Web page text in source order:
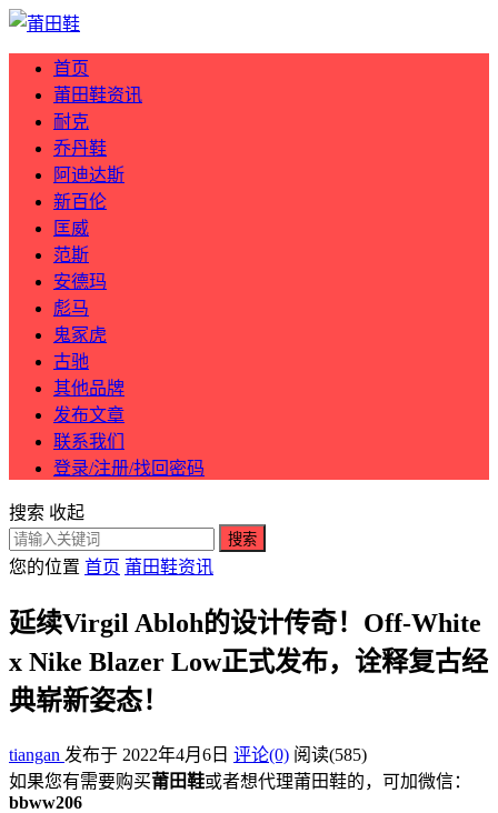
首页
莆田鞋资讯
耐克
乔丹鞋
阿迪达斯
新百伦
匡威
范斯
安德玛
彪马
鬼冢虎
古驰
其他品牌
发布文章
联系我们
登录/注册/找回密码
搜索 收起
搜索
您的位置 首页 莆田鞋资讯
延续Virgil Abloh的设计传奇！Off-White
x Nike Blazer Low正式发布，诠释复古经
典崭新姿态！
tiangan 发布于 2022年4月6日 评论(0) 阅读(585)
如果您有需要购买莆田鞋或者想代理莆田鞋的，可加微信：
bbww206